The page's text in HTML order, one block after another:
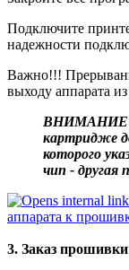
Подключите
надежности
Важно!!!
выходу аппарата из
картридже
которого
чип - другая
аппарата к
3. Заказ прошивки